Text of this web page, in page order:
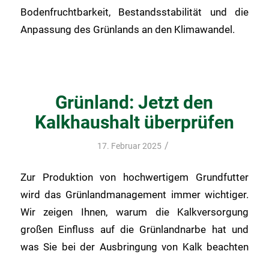
Bodenfruchtbarkeit, Bestandsstabilität und die
Anpassung des Grünlands an den Klimawandel.
Grünland: Jetzt den
Kalkhaushalt überprüfen
17. Februar 2025 /
Zur Produktion von hochwertigem Grundfutter
wird das Grünlandmanagement immer wichtiger.
Wir zeigen Ihnen, warum die Kalkversorgung
großen Einfluss auf die Grünlandnarbe hat und
was Sie bei der Ausbringung von Kalk beachten